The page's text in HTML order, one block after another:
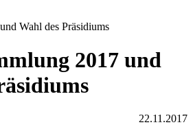
Wahl des Präsidiums
2017 und
22.11.2017